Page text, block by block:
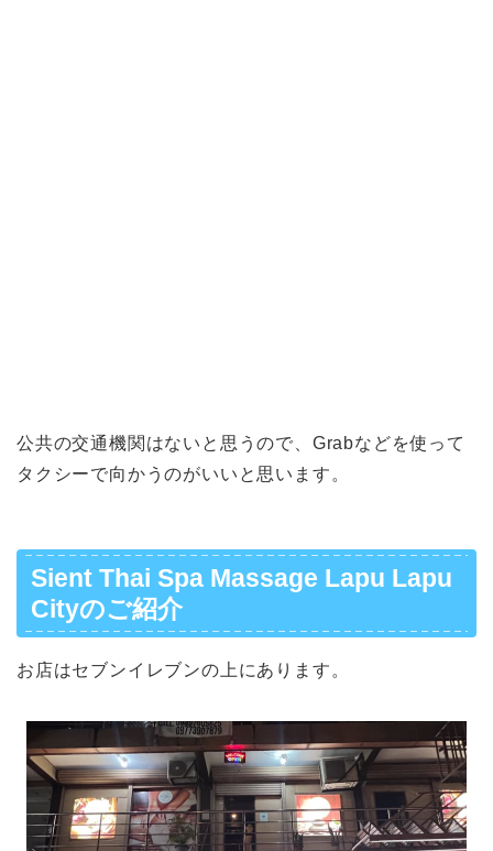
公共の交通機関はないと思うので、Grabなどを使って
タクシーで向かうのがいいと思います。
Sient Thai Spa Massage Lapu Lapu
Cityのご紹介
お店はセブンイレブンの上にあります。